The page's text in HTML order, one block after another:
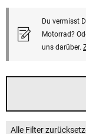
Du vermisst
Motorrad?
uns darüber.
Alle Filter